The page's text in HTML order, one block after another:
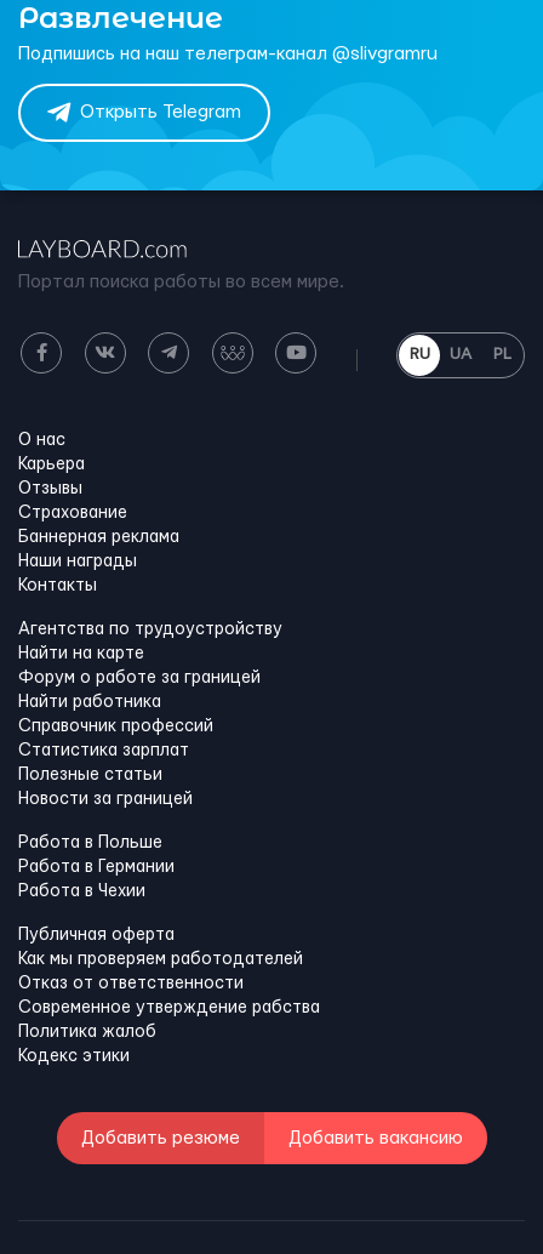
Развлечение
Подпишись на наш телеграм-канал @slivgramru
Открыть Telegram
Портал поиска работы во всем мире.
RU UA PL
О нас
Карьера
Отзывы
Страхование
Баннерная реклама
Наши награды
Контакты
Агентства по трудоустройству
Найти на карте
Форум о работе за границей
Найти работника
Справочник профессий
Статистика зарплат
Полезные статьи
Новости за границей
Работа в Польше
Работа в Германии
Работа в Чехии
Публичная оферта
Как мы проверяем работодателей
Отказ от ответственности
Современное утверждение рабства
Политика жалоб
Кодекс этики
Добавить резюме Добавить вакансию